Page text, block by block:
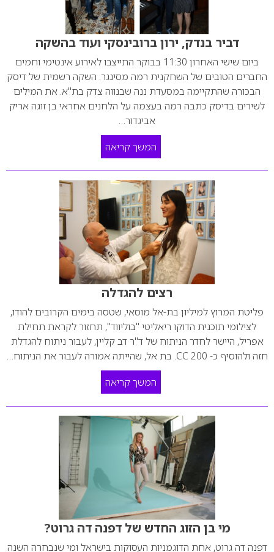
דביר בנדק, ירון ברובינסקי ועוד בהשקה
ביום שישי האחרון 11:30 בבוקר התייצבו לאירוע אינטימי וחמים
החברים הטובים של השחקנית רמה מסינגר. השקה רשמית של דיסק
הבכורה שהתקיימה במסעדת ננה שבנווה צדק בת"א. את המילים
לשירים בדיסק כתבה רמה בעצמה על הלחנים אחראי בן זוגה אריק
אביגדור…
המשך קריאה
רצים להגדלה
פליטת המרוץ למיליון בת-אל מוסאי, שטסה בימים הקרובים להודו,
לצילומי תוכנית הדוקו ריאליטי "בוליווד", תחזור לקראת תחילת
אפריל, היישר לחדר הניתוח של ד"ר דב קליין, לעבור ניתוח להגדלת
חזה ולהוסיף כ- 200 CC. בת אל, שהייתה אמורה לעבור את הניתוח…
המשך קריאה
מי בן הזוג החדש של דפנה דה גרוט?
דפנה דה גרוט, אחת הדוגמניות העסוקות בישראל ומי שנבחרה השנה